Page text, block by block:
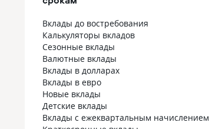
Вклады до востребования
Калькуляторы вкладов
Сезонные вклады
Валютные вклады
Вклады в долларах
Вклады в евро
Новые вклады
Детские вклады
Вклады с ежеквартальным начислением